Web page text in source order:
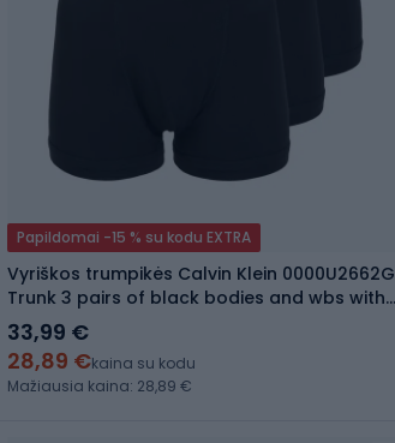
Papildomai -15 % su kodu EXTRA
Vyriškos trumpikės Calvin Klein 0000U2662G
Trunk 3 pairs of black bodies and wbs with
driftwood
33,99 €
28,89 €kaina su kodu
Mažiausia kaina: 28,89 €